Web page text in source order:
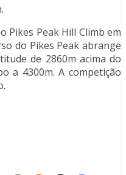
Pikes Peak Hill Climb em
do Pikes Peak abrange
de 2860m acima do
a 4300m. A competição